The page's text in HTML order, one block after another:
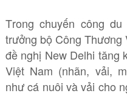
Trong chuyến công
trưởng bộ Công Thương
đề nghị New Delhi tăng
Việt Nam (nhãn, vải,
như cá nuôi và vải cho